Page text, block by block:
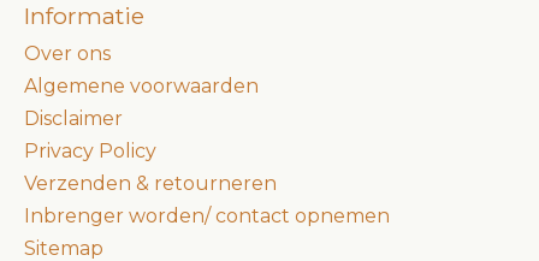
Informatie
Over ons
Algemene voorwaarden
Disclaimer
Privacy Policy
Verzenden & retourneren
Inbrenger worden/ contact opnemen
Sitemap